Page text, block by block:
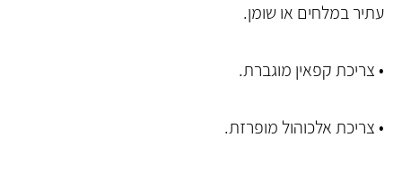
עתיר במלחים או שומן.
• צריכת קפאין מוגברת.
• צריכת אלכוהול מופרזת.